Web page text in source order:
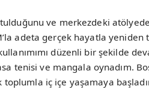
ve merkezdeki
adeta gerçek hayatla
düzenli bir şekilde
tenisi ve mangala oynadım.
iç içe yaşamaya